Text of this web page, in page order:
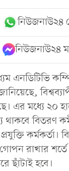
নিউজনাউ২৪
নিউজনাউ২৪
এনডিটিভি
এর মধ্যে ২০
থাকবে বিতরণ
কর্মকর্তা।
রাখার শর্তে
ছাঁটাই হবে।